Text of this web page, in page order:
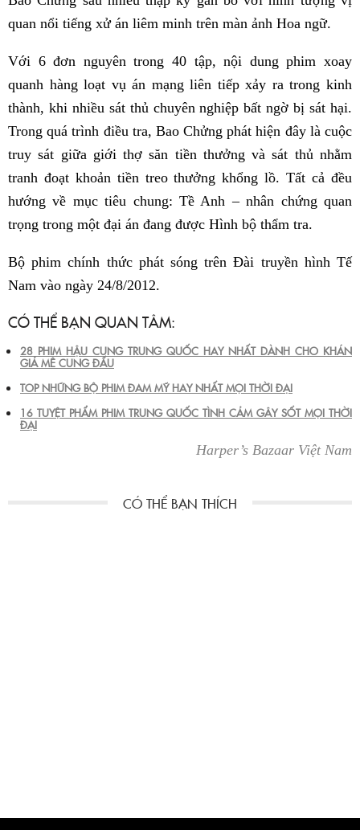
quan nổi tiếng xử án liêm minh trên màn ảnh Hoa ngữ.
Với 6 đơn nguyên trong 40 tập, nội dung phim xoay
quanh hàng loạt vụ án mạng liên tiếp xảy ra trong kinh
thành, khi nhiều sát thủ chuyên nghiệp bất ngờ bị sát hại.
Trong quá trình điều tra, Bao Chửng phát hiện đây là cuộc
truy sát giữa giới thợ săn tiền thưởng và sát thủ nhằm
tranh đoạt khoản tiền treo thưởng khổng lồ. Tất cả đều
hướng về mục tiêu chung: Tề Anh – nhân chứng quan
trọng trong một đại án đang được Hình bộ thẩm tra.
Bộ phim chính thức phát sóng trên Đài truyền hình Tế
Nam vào ngày 24/8/2012.
CÓ THỂ BẠN QUAN TÂM:
28 PHIM HẬU CUNG TRUNG QUỐC HAY NHẤT DÀNH CHO KHÁN
GIẢ MÊ CUNG ĐẤU
TOP NHỮNG BỘ PHIM ĐAM MỸ HAY NHẤT MỌI THỜI ĐẠI
16 TUYỆT PHẨM PHIM TRUNG QUỐC TÌNH CẢM GÂY SỐT MỌI THỜI
ĐẠI
Harper’s Bazaar Việt Nam